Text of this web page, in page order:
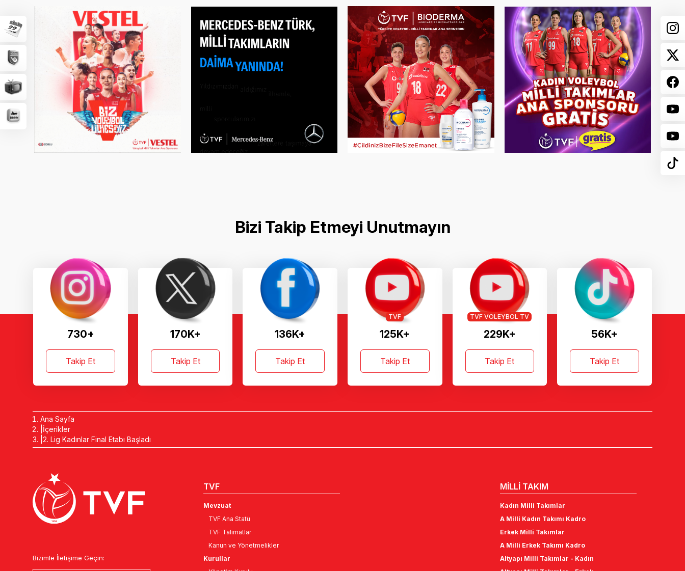
Bizi Takip Etmeyi Unutmayın
730+
Takip Et
170K+
Takip Et
136K+
Takip Et
125K+
TVF
Takip Et
229K+
TVF VOLEYBOL TV
Takip Et
56K+
Takip Et
Ana Sayfa
İçerikler
2. Lig Kadınlar Final Etabı Başladı
Bizimle İletişime Geçin:
TVF
Mevzuat
TVF Ana Statü
TVF Talimatlar
Kanun ve Yönetmelikler
Kurullar
MİLLİ TAKIM
Kadın Milli Takımlar
A Milli Kadın Takımı Kadro
Erkek Milli Takımlar
A Milli Erkek Takımı Kadro
Altyapı Milli Takımlar - Kadın